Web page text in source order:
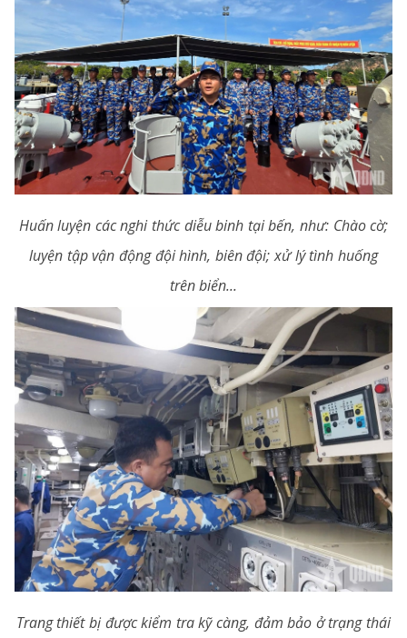
Huấn luyện các nghi thức diễu binh tại bến, như: Chào cờ;
luyện tập vận động đội hình, biên đội; xử lý tình huống
trên biển...
Trang thiết bị được kiểm tra kỹ càng, đảm bảo ở trạng thái